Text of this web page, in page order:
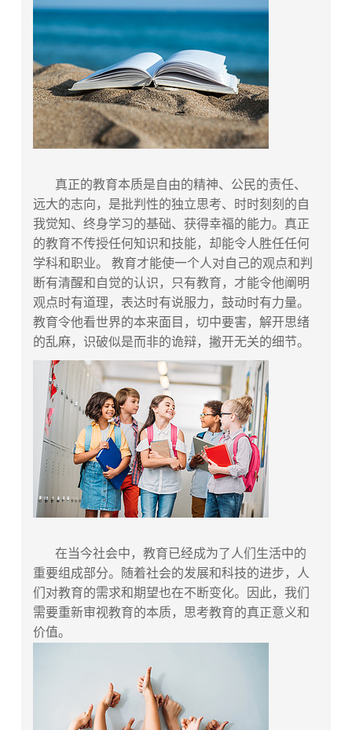
真正的教育本质是自由的精神、公民的责任、
远大的志向，是批判性的独立思考、时时刻刻的自
我觉知、终身学习的基础、获得幸福的能力。真正
的教育不传授任何知识和技能，却能令人胜任任何
学科和职业。 教育才能使一个人对自己的观点和判
断有清醒和自觉的认识，只有教育，才能令他阐明
观点时有道理，表达时有说服力，鼓动时有力量。
教育令他看世界的本来面目，切中要害，解开思绪
的乱麻，识破似是而非的诡辩，撇开无关的细节。
在当今社会中，教育已经成为了人们生活中的
重要组成部分。随着社会的发展和科技的进步，人
们对教育的需求和期望也在不断变化。因此，我们
需要重新审视教育的本质，思考教育的真正意义和
价值。